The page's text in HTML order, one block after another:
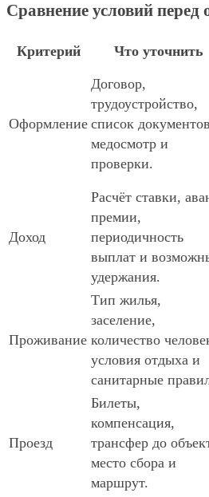
Сравнение условий перед
Критерий Что уточнить
Оформление
Договор,
трудоустройство,
список
медосмотр и
проверки.
Доход
Расчёт ставки,
премии,
периодичность
выплат и
удержания.
Проживание
Тип жилья,
заселение,
количество
условия отдыха и
санитарные
Проезд
Билеты,
компенсация,
трансфер до
место сбора и
маршрут.